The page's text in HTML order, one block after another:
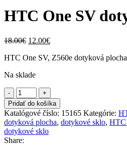
HTC One SV
18.00€ Pôvodná
bola:
12.00€Aktuálna
je:
HTC One SV, Z560e dotyková
Na sklade
množstvo
HTC
One
SV
dotykové
sklo
Pridať do košíka
Katalógové číslo: 15165 Kategórie:
dotyková plocha, dotykové sklo, HTC
dotykové sklo
Share: